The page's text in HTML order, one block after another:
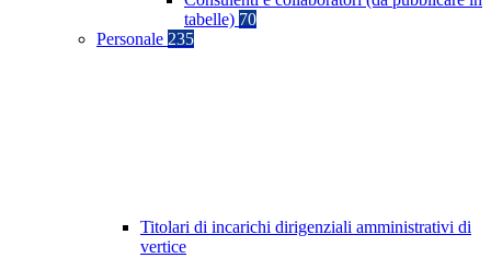
tabelle) 70
Personale 235
Titolari di incarichi dirigenziali amministrativi di
vertice